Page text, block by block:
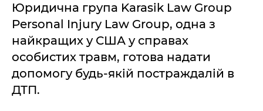
Юридична група Karasik Law Group
Personal Injury Law Group, одна з
найкращих у США у справах
особистих травм, готова надати
допомогу будь-якій постраждалій в
ДТП.